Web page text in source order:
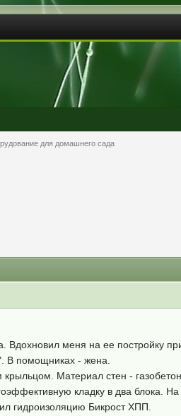
для домашнего сада
меня на ее постройку
В помощниках - жена.
Материал стен -
кладку в два блока.
гидроизоляцию Бикрост ХПП.